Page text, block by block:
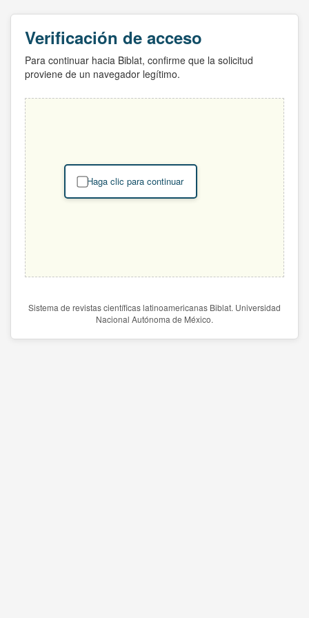
Verificación de acceso
Para continuar hacia Biblat, confirme que la solicitud
proviene de un navegador legítimo.
Haga clic para continuar
Sistema de revistas científicas latinoamericanas Biblat. Universidad
Nacional Autónoma de México.